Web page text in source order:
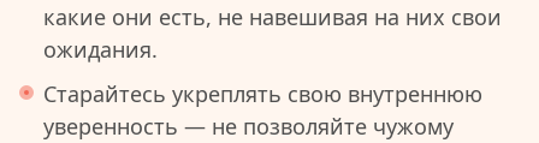
какие они есть, не навешивая на них свои
ожидания.
Старайтесь укреплять свою внутреннюю
уверенность — не позволяйте чужому